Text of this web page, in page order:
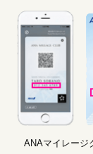
ANAマイレージ